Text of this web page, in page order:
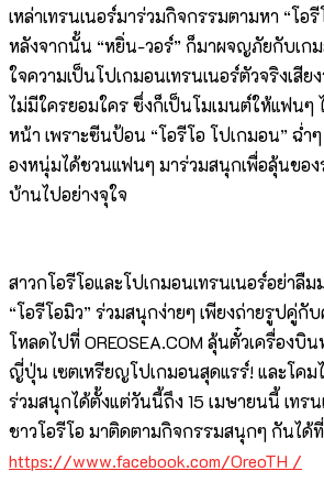
เหล่าเทรนเนอร์มาร่วมกิจกรรมตามหา “โอ
หลังจากนั้น “หยิ่น-วอร์” ก็มาผจญภัยกับเกม
ใจความเป็นโปเกมอนเทรนเนอร์ตัวจริงเสีย
ไม่มีใครยอมใคร ซึ่งก็เป็นโมเมนต์ให้แฟน
หน้า เพราะซีนป้อน “โอรีโอ โปเกมอน” ฉ่ำ
องหนุ่มได้ชวนแฟนๆ มาร่วมสนุกเพื่อลุ้นขอ
บ้านไปอย่างจุใจ
สาวกโอรีโอและโปเกมอนเทรนเนอร์อย่าลื
“โอรีโอมิว” ร่วมสนุกง่ายๆ เพียงถ่ายรูปคู่กั
โหลดไปที่ OREOSEA.COM ลุ้นตั๋วเครื่องบิ
ญี่ปุ่น เซตเหรียญโปเกมอนสุดแรร์! และโค
ร่วมสนุกได้ตั้งแต่วันนี้ถึง 15 เมษายนนี้ เทร
ชาวโอรีโอ มาติดตามกิจกรรมสนุกๆ กันได้ที่
https://www.facebook.com/OreoTH /